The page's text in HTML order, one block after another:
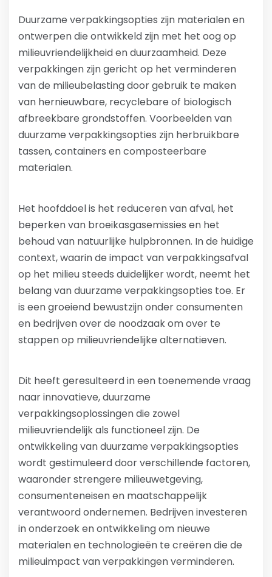
Duurzame verpakkingsopties zijn materialen en
ontwerpen die ontwikkeld zijn met het oog op
milieuvriendelijkheid en duurzaamheid. Deze
verpakkingen zijn gericht op het verminderen
van de milieubelasting door gebruik te maken
van hernieuwbare, recyclebare of biologisch
afbreekbare grondstoffen. Voorbeelden van
duurzame verpakkingsopties zijn herbruikbare
tassen, containers en composteerbare
materialen.
Het hoofddoel is het reduceren van afval, het
beperken van broeikasgasemissies en het
behoud van natuurlijke hulpbronnen. In de huidige
context, waarin de impact van verpakkingsafval
op het milieu steeds duidelijker wordt, neemt het
belang van duurzame verpakkingsopties toe. Er
is een groeiend bewustzijn onder consumenten
en bedrijven over de noodzaak om over te
stappen op milieuvriendelijke alternatieven.
Dit heeft geresulteerd in een toenemende vraag
naar innovatieve, duurzame
verpakkingsoplossingen die zowel
milieuvriendelijk als functioneel zijn. De
ontwikkeling van duurzame verpakkingsopties
wordt gestimuleerd door verschillende factoren,
waaronder strengere milieuwetgeving,
consumenteneisen en maatschappelijk
verantwoord ondernemen. Bedrijven investeren
in onderzoek en ontwikkeling om nieuwe
materialen en technologieën te creëren die de
milieuimpact van verpakkingen verminderen.